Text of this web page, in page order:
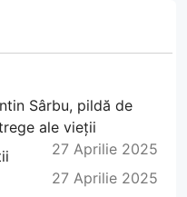
Sârbu, pildă de
ale vieții
27 Aprilie 2025
27 Aprilie 2025